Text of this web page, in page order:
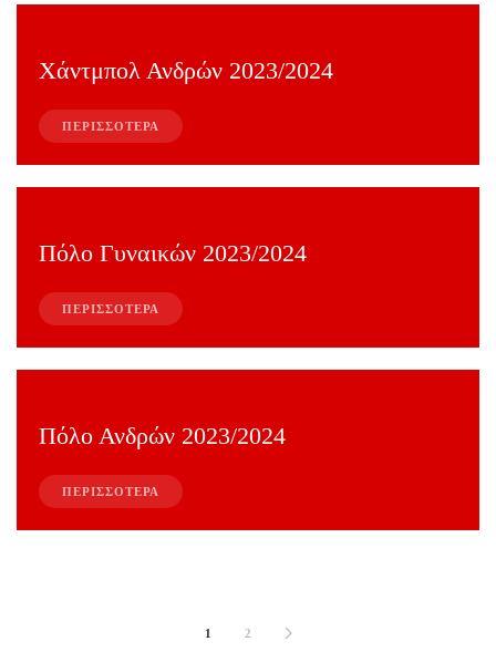
Χάντμπολ Ανδρών 2023/2024
ΠΕΡΙΣΣΟΤΕΡΑ
Πόλο Γυναικών 2023/2024
ΠΕΡΙΣΣΟΤΕΡΑ
Πόλο Ανδρών 2023/2024
ΠΕΡΙΣΣΟΤΕΡΑ
1 2